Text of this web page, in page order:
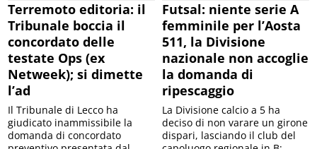
Terremoto editoria: il
Tribunale boccia il
concordato delle
testate Ops (ex
Netweek); si dimette
l’ad
Il Tribunale di Lecco ha
giudicato inammissibile la
domanda di concordato
Futsal: niente serie A
femminile per l’Aosta
511, la Divisione
nazionale non accoglie
la domanda di
ripescaggio
La Divisione calcio a 5 ha
deciso di non varare un girone
dispari, lasciando il club del